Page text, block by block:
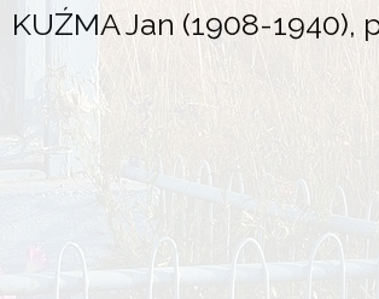
KUŹMA Jan (1908-